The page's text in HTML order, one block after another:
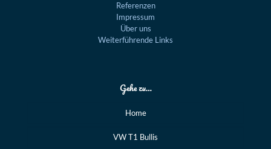
Referenzen
Impressum
Über uns
Weiterführende Links
Gehe zu…
Home
VW T1 Bullis